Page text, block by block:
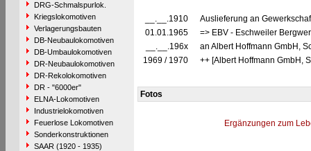
DRG-Schmalspurlok.
Kriegslokomotiven
Verlagerungsbauten
DB-Neubaulokomotiven
DB-Umbaulokomotiven
DR-Neubaulokomotiven
DR-Rekolokomotiven
DR - "6000er"
ELNA-Lokomotiven
Industrielokomotiven
Feuerlose Lokomotiven
Sonderkonstruktionen
SAAR (1920 - 1935)
__.__.1910
Auslieferung an
01.01.1965
=> EBV - Eschweiler
__.__.196x
an Albert Hoffmann GmbH,
1969 / 1970
++ [Albert Hoffmann GmbH,
Fotos
Ergänzungen zum